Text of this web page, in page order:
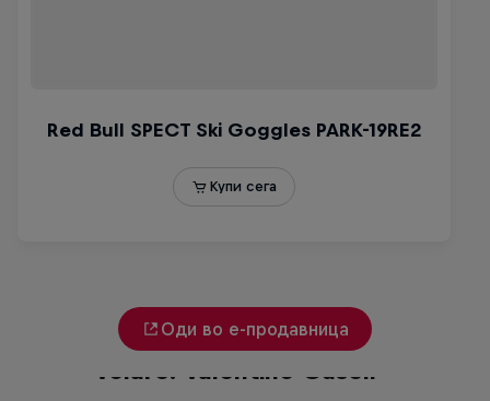
Оди во е-продавница
Volare: Valentino Guseli